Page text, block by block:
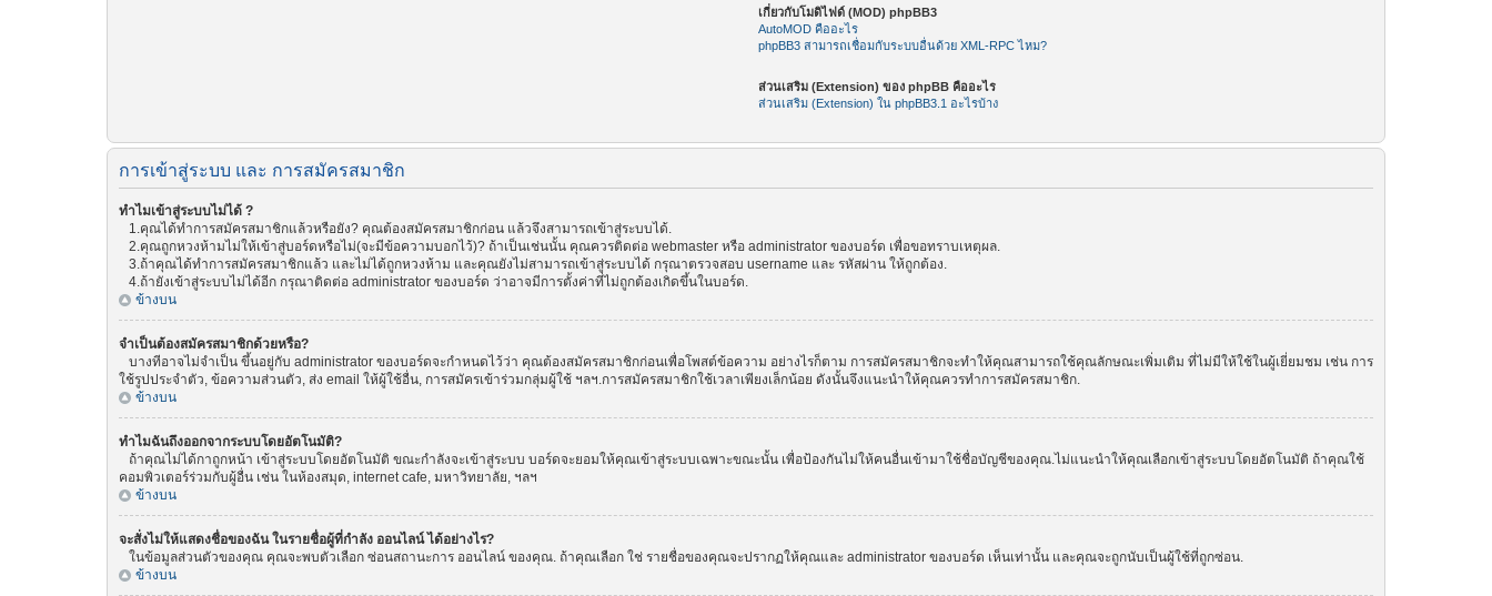
เกี่ยวกับโมดิไฟด์ (MOD) phpBB3
AutoMOD คืออะไร
phpBB3 สามารถเชื่อมกับระบบอื่นด้วย XML-RPC ไหม?
ส่วนเสริม (Extension) ของ phpBB คืออะไร
ส่วนเสริม (Extension) ใน phpBB3.1 อะไรบ้าง
การเข้าสู่ระบบ และ การสมัครสมาชิก
ทำไมเข้าสู่ระบบไม่ได้ ?
1.คุณได้ทำการสมัครสมาชิกแล้วหรือยัง? คุณต้องสมัครสมาชิกก่อน แล้วจึงสามารถเข้าสู่ระบบได้.
2.คุณถูกหวงห้ามไม่ให้เข้าสู่บอร์ดหรือไม่(จะมีข้อความบอกไว้)? ถ้าเป็นเช่นนั้น คุณควรติดต่อ webmaster หรือ administrator ของบอร์ด เพื่อขอทราบเหตุผล.
3.ถ้าคุณได้ทำการสมัครสมาชิกแล้ว และไม่ได้ถูกหวงห้าม และคุณยังไม่สามารถเข้าสู่ระบบได้ กรุณาตรวจสอบ username และ รหัสผ่าน ให้ถูกต้อง.
4.ถ้ายังเข้าสู่ระบบไม่ได้อีก กรุณาติดต่อ administrator ของบอร์ด ว่าอาจมีการตั้งค่าที่ไม่ถูกต้องเกิดขึ้นในบอร์ด.
ข้างบน
จำเป็นต้องสมัครสมาชิกด้วยหรือ?
บางทีอาจไม่จำเป็น ขึ้นอยู่กับ administrator ของบอร์ดจะกำหนดไว้ว่า คุณต้องสมัครสมาชิกก่อนเพื่อโพสต์ข้อความ อย่างไรก็ตาม การสมัครสมาชิกจะทำให้คุณสามารถใช้คุณลักษณะเพิ่มเติม ที่ไม่มีให้ใช้ในผู้เยี่ยมชม เช่น การ
ใช้รูปประจำตัว, ข้อความส่วนตัว, ส่ง email ให้ผู้ใช้อื่น, การสมัครเข้าร่วมกลุ่มผู้ใช้ ฯลฯ.การสมัครสมาชิกใช้เวลาเพียงเล็กน้อย ดังนั้นจึงแนะนำให้คุณควรทำการสมัครสมาชิก.
ข้างบน
ทำไมฉันถึงออกจากระบบโดยอัตโนมัติ?
ถ้าคุณไม่ได้กาถูกหน้า เข้าสู่ระบบโดยอัตโนมัติ ขณะกำลังจะเข้าสู่ระบบ บอร์ดจะยอมให้คุณเข้าสู่ระบบเฉพาะขณะนั้น เพื่อป้องกันไม่ให้คนอื่นเข้ามาใช้ชื่อบัญชีของคุณ.ไม่แนะนำให้คุณเลือกเข้าสู่ระบบโดยอัตโนมัติ ถ้าคุณใช้
คอมพิวเตอร์ร่วมกับผู้อื่น เช่น ในห้องสมุด, internet cafe, มหาวิทยาลัย, ฯลฯ
ข้างบน
จะสั่งไม่ให้แสดงชื่อของฉัน ในรายชื่อผู้ที่กำลัง ออนไลน์ ได้อย่างไร?
ในข้อมูลส่วนตัวของคุณ คุณจะพบตัวเลือก ซ่อนสถานะการ ออนไลน์ ของคุณ. ถ้าคุณเลือก ใช่ รายชื่อของคุณจะปรากฏให้คุณและ administrator ของบอร์ด เห็นเท่านั้น และคุณจะถูกนับเป็นผู้ใช้ที่ถูกซ่อน.
ข้างบน